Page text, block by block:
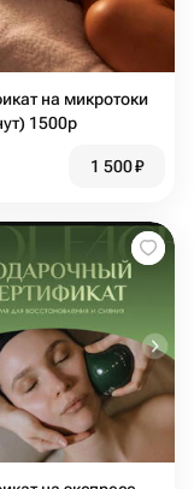
на микротоки
1500р
1 500₽